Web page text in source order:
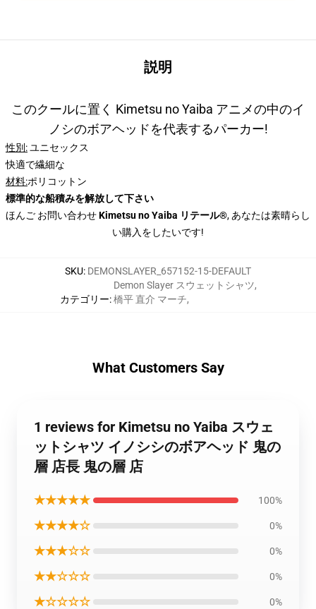
説明
このクールに置く Kimetsu no Yaiba アニメの中のイ
ノシのボアヘッドを代表するパーカー!
性別:ユニセックス
快適で繊細な
材料:ポリコットン
標準的な船積みを解放して下さい
ほんご お問い合わせKimetsu no Yaiba リテール®, あなたは素晴らし
い購入をしたいです!
SKU: DEMONSLAYER_657152-15-DEFAULT
カテゴリー:
Demon Slayer スウェットシャツ,
橋平 直介 マーチ,
What Customers Say
1 reviews for Kimetsu no Yaiba スウェ
ットシャツ イノシシのボアヘッド 鬼の
層 店長 鬼の層 店
★★★★★ 100%
★★★★☆ 0%
★★★☆☆ 0%
★★☆☆☆ 0%
★☆☆☆☆ 0%